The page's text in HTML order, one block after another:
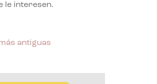
le interesen.
antiguas